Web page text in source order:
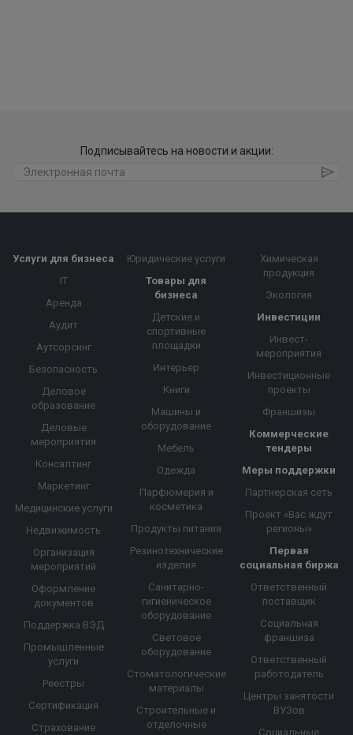
Подписывайтесь на новости и акции:
Услуги для бизнеса
IT
Аренда
Аудит
Аутсорсинг
Безопасность
Деловое
образование
Деловые
мероприятия
Консалтинг
Маркетинг
Медицинские услуги
Недвижимость
Организация
мероприятий
Оформление
документов
Поддержка ВЭД
Промышленные
услуги
Реестры
Сертификация
Страхование
Юридические услуги
Товары для
бизнеса
Детские и
спортивные
площадки
Интерьер
Книги
Машины и
оборудование
Мебель
Одежда
Парфюмерия и
косметика
Продукты питания
Резинотехнические
изделия
Санитарно-
гигиеническое
оборудование
Световое
оборудование
Стоматологические
материалы
Строительные и
отделочные
Химическая
продукция
Экология
Инвестиции
Инвест-
мероприятия
Инвестиционные
проекты
Франшизы
Коммерческие
тендеры
Меры поддержки
Партнерская сеть
Проект «Вас ждут
регионы»
Первая
социальная биржа
Ответственный
поставщик
Социальная
франшиза
Ответственный
работодатель
Центры занятости
ВУЗов
Социальные